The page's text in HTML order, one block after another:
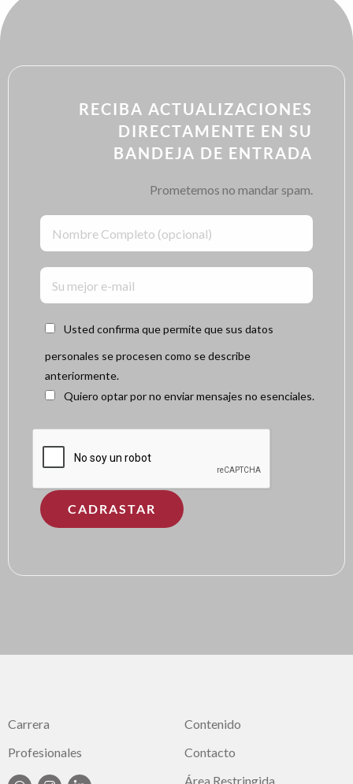
RECIBA ACTUALIZACIONES
DIRECTAMENTE EN SU
BANDEJA DE ENTRADA
Prometemos no mandar spam.
Usted confirma que permite que sus datos
personales se procesen como se describe
anteriormente.
Quiero optar por no enviar mensajes no esenciales.
Carrera
Profesionales
Contenido
Contacto
Área Restringida